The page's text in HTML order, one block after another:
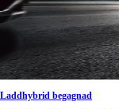
Laddhybrid begagnad